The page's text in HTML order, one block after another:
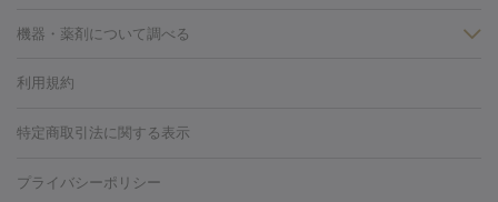
ン
ハイドラフェイシャル
美
（胸）
ほくろ・いぼ切除
ンケア
ホワイトニング
ー治療（しみ・くすみ）
機器・薬剤について調べる
薬剤
ダーゼ
サリチル酸マクロゴールピーリング
養上清液
利用規約
特定商取引法に関する表示
プライバシーポリシー